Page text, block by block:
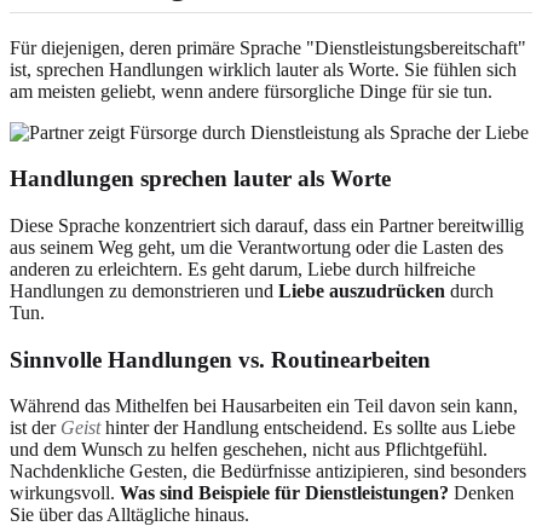
Für diejenigen, deren primäre Sprache "Dienstleistungsbereitschaft"
ist, sprechen Handlungen wirklich lauter als Worte. Sie fühlen sich
am meisten geliebt, wenn andere fürsorgliche Dinge für sie tun.
Handlungen sprechen lauter als Worte
Diese Sprache konzentriert sich darauf, dass ein Partner bereitwillig
aus seinem Weg geht, um die Verantwortung oder die Lasten des
anderen zu erleichtern. Es geht darum, Liebe durch hilfreiche
Handlungen zu demonstrieren und Liebe auszudrücken durch
Tun.
Sinnvolle Handlungen vs. Routinearbeiten
Während das Mithelfen bei Hausarbeiten ein Teil davon sein kann,
ist der Geisthinter der Handlung entscheidend. Es sollte aus Liebe
und dem Wunsch zu helfen geschehen, nicht aus Pflichtgefühl.
Nachdenkliche Gesten, die Bedürfnisse antizipieren, sind besonders
wirkungsvoll. Was sind Beispiele für Dienstleistungen? Denken
Sie über das Alltägliche hinaus.